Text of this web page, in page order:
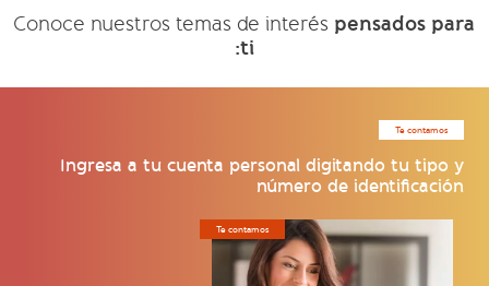
Conoce nuestros temas de interéspensados para
ti:
Te contamos
Te contamos
Ingresa a tu cuenta personal digitando tu tipo y
número de identificación